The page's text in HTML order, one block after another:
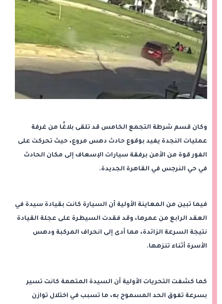
وكان قسم شرطة التجمع الخامس قد تلقى بلاغًا من غرفة
عمليات النجدة يفيد بوقوع حادث دهس مروع، حيث تحركت على
الفور قوة من الأمن برفقة سيارات الإسعاف إلى مكان الحادث
في حي النرجس في القاهرة الجديدة.
فيما تبين من المعاينة الأولية أن السيارة كانت بقيادة سيدة في
العقد الرابع من عمرها، وقد فقدت السيطرة على عجلة القيادة
نتيجة السرعة الزائدة، مما أدى إلى انحراف المركبة ودهس
الأسرة أثناء تنزهها.
كما كشفت التحريات الأولية أن السيدة المتهمة كانت تسير
بسرعة تفوق الحد المسموح به، ما تسبب في اختلال توازن